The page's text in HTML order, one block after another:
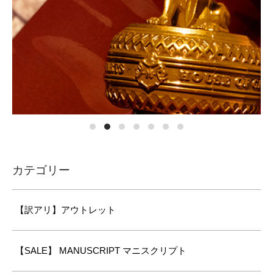
カテゴリー
【訳アリ】アウトレット
【SALE】 MANUSCRIPT マニスクリプト